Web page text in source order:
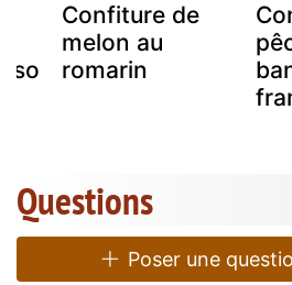
Confiture de
melon au
romarin
Questions
Poser une